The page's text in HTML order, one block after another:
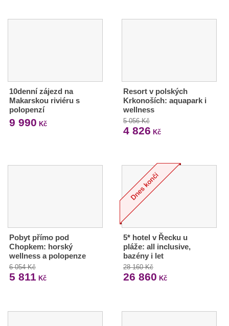
10denní zájezd na
Makarskou riviéru s
polopenzí
9 990 Kč
Resort v polských
Krkonoších: aquapark i
wellness
5 056 Kč
4 826 Kč
Pobyt přímo pod
Chopkem: horský
wellness a polopenze
6 054 Kč
5 811 Kč
5* hotel v Řecku u
pláže: all inclusive,
bazény i let
28 160 Kč
26 860 Kč